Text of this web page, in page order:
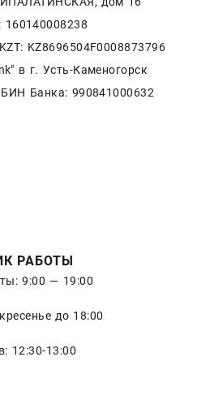
KZ8696504F0008873796
в г. Усть-Каменогорск
БИН Банка: 990841000632
РАБОТЫ
9:00 — 19:00
до 18:00
12:30-13:00